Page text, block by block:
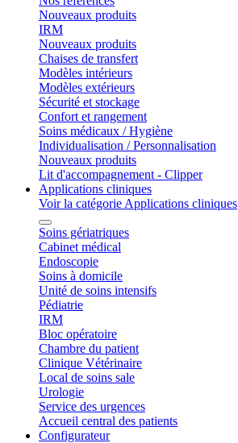
Nouveaux produits
IRM
Nouveaux produits
Chaises de transfert
Modèles intérieurs
Modèles extérieurs
Sécurité et stockage
Confort et rangement
Soins médicaux / Hygiène
Individualisation / Personnalisation
Nouveaux produits
Lit d'accompagnement - Clipper
Applications cliniques
Voir la catégorie Applications cliniques
Soins gériatriques
Cabinet médical
Endoscopie
Soins à domicile
Unité de soins intensifs
Pédiatrie
IRM
Bloc opératoire
Chambre du patient
Clinique Vétérinaire
Local de soins sale
Urologie
Service des urgences
Accueil central des patients
Configurateur